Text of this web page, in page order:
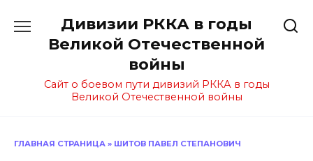
содержанию
Дивизии РККА в годы
Великой Отечественной
войны
Сайт о боевом пути дивизий РККА в годы
Великой Отечественной войны
ГЛАВНАЯ СТРАНИЦА » ШИТОВ ПАВЕЛ СТЕПАНОВИЧ